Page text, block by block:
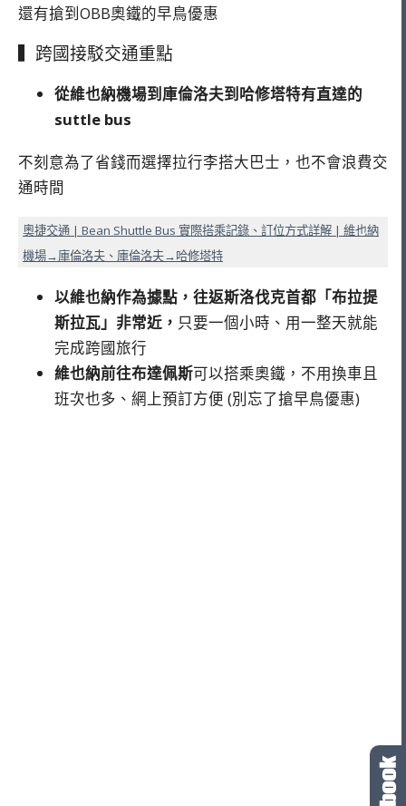
還有搶到OBB奧鐵的早鳥優惠
▍跨國接駁交通重點
從維也納機場到庫倫洛夫到哈修塔特有直達的
suttle bus
不刻意為了省錢而選擇拉行李搭大巴士，也不會浪費交
通時間
奧捷交通 | Bean Shuttle Bus 實際搭乘記錄、訂位方式詳解 | 維也納
機場→庫倫洛夫、庫倫洛夫→哈修塔特
以維也納作為據點，往返斯洛伐克首都「布拉提
斯拉瓦」非常近， 只要一個小時、用一整天就能
完成跨國旅行
維也納前往布達佩斯可以搭乘奧鐵，不用換車且
班次也多、網上預訂方便 (別忘了搶早鳥優惠)